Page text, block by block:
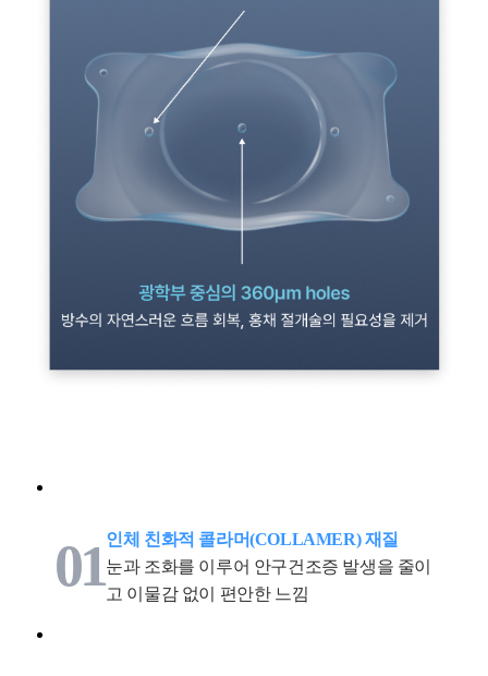
01인체 친화적 콜라머(COLLAMER) 재질
눈과 조화를 이루어 안구건조증 발생을 줄이
고 이물감 없이 편안한 느낌